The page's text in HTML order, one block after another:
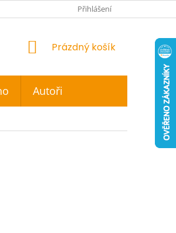
Přihlášení
NÁKUPNÍ
Prázdný košík
Autoři